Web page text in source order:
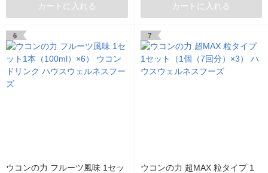
カートに入れる カートに入れる
6
ウコンの力 フルーツ風味 1セッ
7
ウコンの力 超MAX 粒タイプ 1